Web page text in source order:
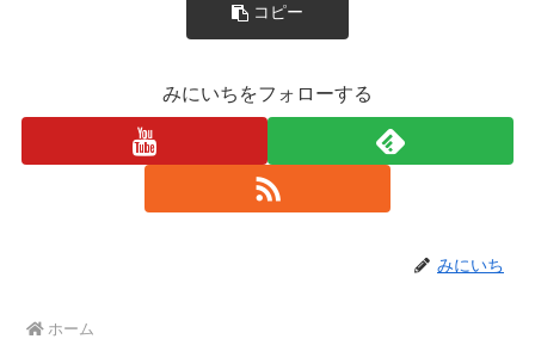
コピー
みにいちをフォローする
みにいち
ホーム